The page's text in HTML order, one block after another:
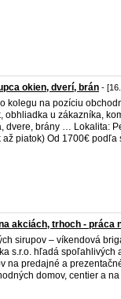
okien, dverí, brán -
kolegu na pozíciu
obhliadka u zákazníka,
dvere, brány … Lokalita:
piatok) Od 1700€ podľa
akciách, trhoch - práca
sirupov – víkendová
s.r.o. hľadá spoľahlivých
na predajné a
domov, centier a